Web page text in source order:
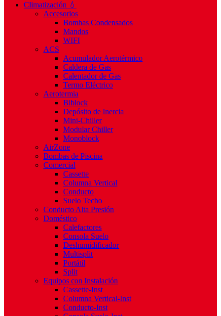
Climatización 💧
Accesorios
Bombas Condensados
Mandos
WIFI
ACS
Acumulador Aerotérmico
Caldera de Gas
Calentador de Gas
Termo Eléctrico
Aerotermia
Biblock
Depósito de Inercia
Mini-Chiller
Modular Chiller
Monoblock
AirZone
Bombas de Piscina
Comercial
Cassette
Columna Vertical
Conducto
Suelo Techo
Conducto Alta Presión
Doméstico
Calefactores
Consola Suelo
Deshumidificador
Multisplit
Portátil
Split
Equipos con Instalación
Cassette-Inst
Columna Vertical-Inst
Conducto-Inst